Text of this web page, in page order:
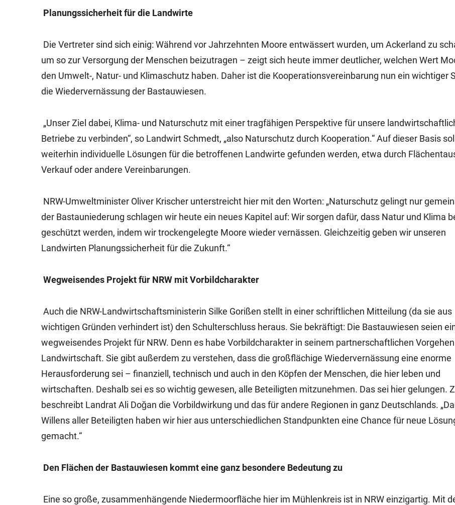
Planungssicherheit für die Landwirte
Die Vertreter sind sich einig: Während vor Jahrzehnten Moore entwässert wurden, um Ackerland zu
um so zur Versorgung der Menschen beizutragen – zeigt sich heute immer deutlicher, welchen Wert
den Umwelt-, Natur- und Klimaschutz haben. Daher ist die Kooperationsvereinbarung nun ein wichtiger
die Wiedervernässung der Bastauwiesen.
„Unser Ziel dabei, Klima- und Naturschutz mit einer tragfähigen Perspektive für unsere
Betriebe zu verbinden“, so Landwirt Schmedt, „also Naturschutz durch Kooperation.“ Auf dieser Basis
weiterhin individuelle Lösungen für die betroffenen Landwirte gefunden werden, etwa durch
Verkauf oder andere Vereinbarungen.
NRW-Umweltminister Oliver Krischer unterstreicht hier mit den Worten: „Naturschutz gelingt nur
der Bastauniederung schlagen wir heute ein neues Kapitel auf: Wir sorgen dafür, dass Natur und Klima
geschützt werden, indem wir trockengelegte Moore wieder vernässen. Gleichzeitig geben wir unseren
Landwirten Planungssicherheit für die Zukunft.“
Wegweisendes Projekt für NRW mit Vorbildcharakter
Auch die NRW-Landwirtschaftsministerin Silke Gorißen stellt in einer schriftlichen Mitteilung (da sie aus
wichtigen Gründen verhindert ist) den Schulterschluss heraus. Sie bekräftigt: Die Bastauwiesen seien
wegweisendes Projekt für NRW. Denn es habe Vorbildcharakter in seinem partnerschaftlichen
Landwirtschaft. Sie gibt außerdem zu verstehen, dass die großflächige Wiedervernässung eine enorme
Herausforderung sei – finanziell, technisch und auch in den Köpfen der Menschen, die hier leben und
wirtschaften. Deshalb sei es so wichtig gewesen, alle Beteiligten mitzunehmen. Das sei hier gelungen.
beschreibt Landrat Ali Doğan die Vorbildwirkung und das für andere Regionen in ganz Deutschlands.
Willens aller Beteiligten haben wir hier aus unterschiedlichen Standpunkten eine Chance für neue
gemacht.“
Den Flächen der Bastauwiesen kommt eine ganz besondere Bedeutung zu
Eine so große, zusammenhängende Niedermoorfläche hier im Mühlenkreis ist in NRW einzigartig. Mit